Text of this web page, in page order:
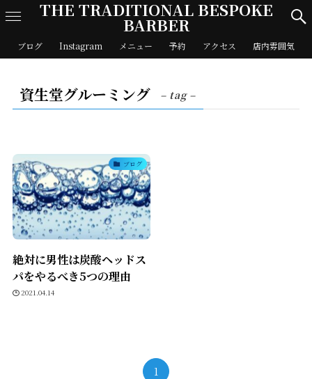
THE TRADITIONAL BESPOKE
BARBER
ブログ Instagram メニュー 予約 アクセス 店内雰囲気
資生堂グルーミング – tag –
ブログ
絶対に男性は炭酸ヘッドス
パをやるべき5つの理由
2021.04.14
1